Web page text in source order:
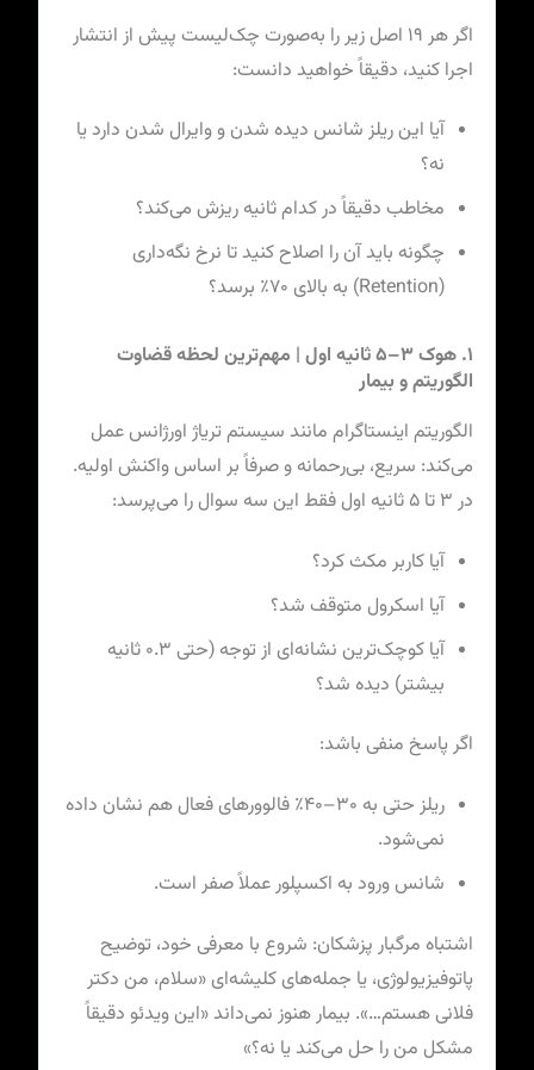
اگر هر ۱۹ اصل زیر را به‌صورت چک‌لیست پیش از انتشار
اجرا کنید، دقیقاً خواهید دانست:
آیا این ریلز شانس دیده شدن و وایرال شدن دارد یا
نه؟
مخاطب دقیقاً در کدام ثانیه ریزش می‌کند؟
چگونه باید آن را اصلاح کنید تا نرخ نگه‌داری
(Retention) به بالای ۷۰٪ برسد؟
۱. هوک ۳–۵ ثانیه اول | مهم‌ترین لحظه قضاوت
الگوریتم و بیمار
الگوریتم اینستاگرام مانند سیستم تریاژ اورژانس عمل
می‌کند: سریع، بی‌رحمانه و صرفاً بر اساس واکنش اولیه.
در ۳ تا ۵ ثانیه اول فقط این سه سوال را می‌پرسد:
آیا کاربر مکث کرد؟
آیا اسکرول متوقف شد؟
آیا کوچک‌ترین نشانه‌ای از توجه (حتی ۰.۳ ثانیه
بیشتر) دیده شد؟
اگر پاسخ منفی باشد:
ریلز حتی به ۳۰–۴۰٪ فالوورهای فعال هم نشان داده
نمی‌شود.
شانس ورود به اکسپلور عملاً صفر است.
اشتباه مرگبار پزشکان: شروع با معرفی خود، توضیح
پاتوفیزیولوژی، یا جمله‌های کلیشه‌ای «سلام، من دکتر
فلانی هستم…». بیمار هنوز نمی‌داند «این ویدئو دقیقاً
مشکل من را حل می‌کند یا نه؟»